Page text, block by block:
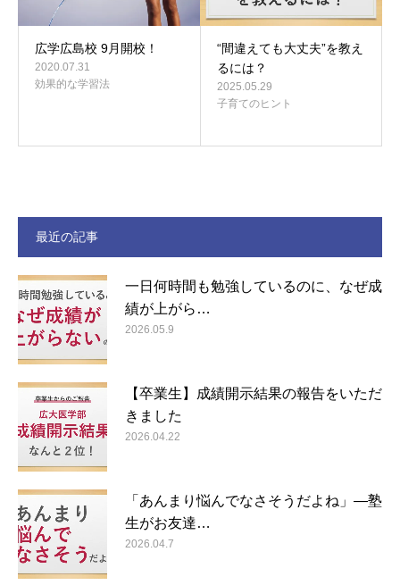
広学広島校 9月開校！
2020.07.31
効果的な学習法
“間違えても大丈夫”を教え
るには？
2025.05.29
子育てのヒント
最近の記事
一日何時間も勉強しているのに、なぜ成
績が上がら…
2026.05.9
【卒業生】成績開示結果の報告をいただ
きました
2026.04.22
「あんまり悩んでなさそうだよね」―塾
生がお友達…
2026.04.7